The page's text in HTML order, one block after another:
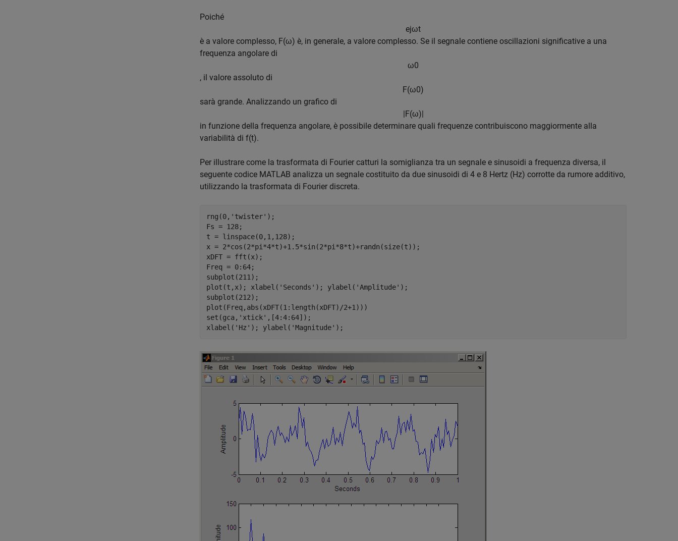
Poiché
ejωt
è a valore complesso, F(ω) è, in generale, a valore complesso. Se il segnale contiene oscillazioni significative a una
frequenza angolare di
ω0
, il valore assoluto di
F(ω0)
sarà grande. Analizzando un grafico di
|F(ω)|
in funzione della frequenza angolare, è possibile determinare quali frequenze contribuiscono maggiormente alla
variabilità di f(t).
Per illustrare come la trasformata di Fourier catturi la somiglianza tra un segnale e sinusoidi a frequenza diversa, il
seguente codice MATLAB analizza un segnale costituito da due sinusoidi di 4 e 8 Hertz (Hz) corrotte da rumore additivo,
utilizzando la trasformata di Fourier discreta.
rng(0, 'twister' );
Fs = 128;
t = linspace(0,1,128);
x = 2*cos(2*pi*4*t)+1.5*sin(2*pi*8*t)+randn(size(t));
xDFT = fft(x);
Freq = 0:64;
subplot(211);
plot(t,x); xlabel( 'Seconds' ); ylabel( 'Amplitude' );
subplot(212);
plot(Freq,abs(xDFT(1:length(xDFT)/2+1)))
set(gca, 'xtick' ,[4:4:64]);
xlabel( 'Hz' ); ylabel( 'Magnitude'